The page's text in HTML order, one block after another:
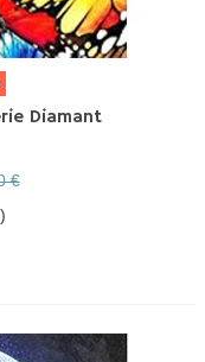
Diamant
€